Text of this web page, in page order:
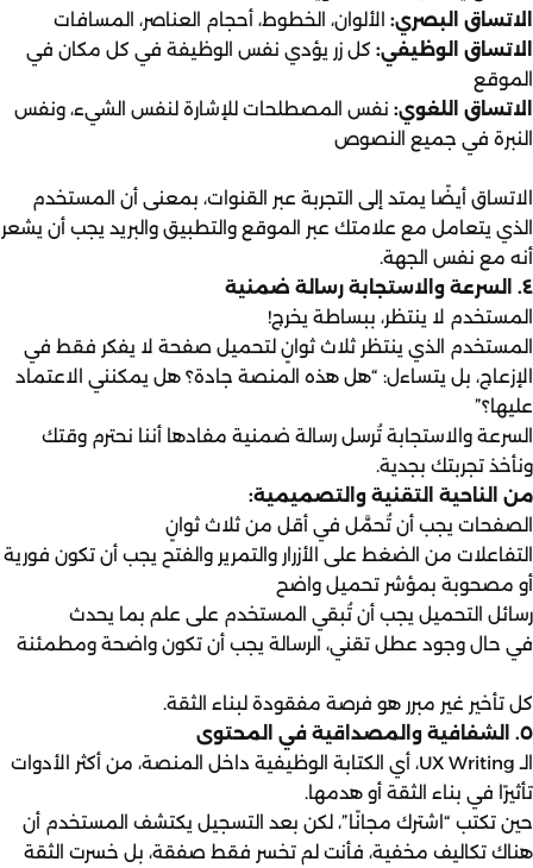
الاتساق البصري: الألوان، الخطوط، أحجام العناصر، المسافات
الاتساق الوظيفي: كل زر يؤدي نفس الوظيفة في كل مكان في
الموقع
الاتساق اللغوي: نفس المصطلحات للإشارة لنفس الشيء، ونفس
النبرة في جميع النصوص
الاتساق أيضًا يمتد إلى التجربة عبر القنوات، بمعنى أن المستخدم
الذي يتعامل مع علامتك عبر الموقع والتطبيق والبريد يجب أن يشعر
أنه مع نفس الجهة.
٤. السرعة والاستجابة رسالة ضمنية
المستخدم لا ينتظر، ببساطة يخرج!
المستخدم الذي ينتظر ثلاث ثوانٍ لتحميل صفحة لا يفكر فقط في
الإزعاج، بل يتساءل: “هل هذه المنصة جادة؟ هل يمكنني الاعتماد
عليها؟”
السرعة والاستجابة تُرسل رسالة ضمنية مفادها أننا نحترم وقتك
ونأخذ تجربتك بجدية.
من الناحية التقنية والتصميمية:
الصفحات يجب أن تُحمَّل في أقل من ثلاث ثوانٍ
التفاعلات من الضغط على الأزرار والتمرير والفتح يجب أن تكون فورية
أو مصحوبة بمؤشر تحميل واضح
رسائل التحميل يجب أن تُبقي المستخدم على علم بما يحدث
في حال وجود عطل تقني، الرسالة يجب أن تكون واضحة ومطمئنة
كل تأخير غير مبرر هو فرصة مفقودة لبناء الثقة.
٥. الشفافية والمصداقية في المحتوى
الـ UX Writing، أي الكتابة الوظيفية داخل المنصة، من أكثر الأدوات
تأثيرًا في بناء الثقة أو هدمها.
حين تكتب “اشترك مجانًا”، لكن بعد التسجيل يكتشف المستخدم أن
هناك تكاليف مخفية، فأنت لم تخسر فقط صفقة، بل خسرت الثقة